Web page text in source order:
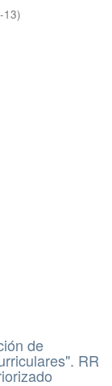
13)
de
RR